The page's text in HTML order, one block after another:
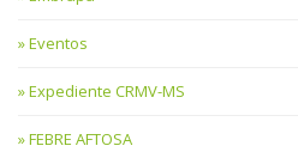
Eventos
Expediente CRMV-MS
FEBRE AFTOSA